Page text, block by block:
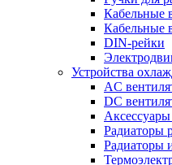
Кабельные
Кабельные
DIN-рейки
Устройства
AC
DC
Радиаторы
Радиаторы